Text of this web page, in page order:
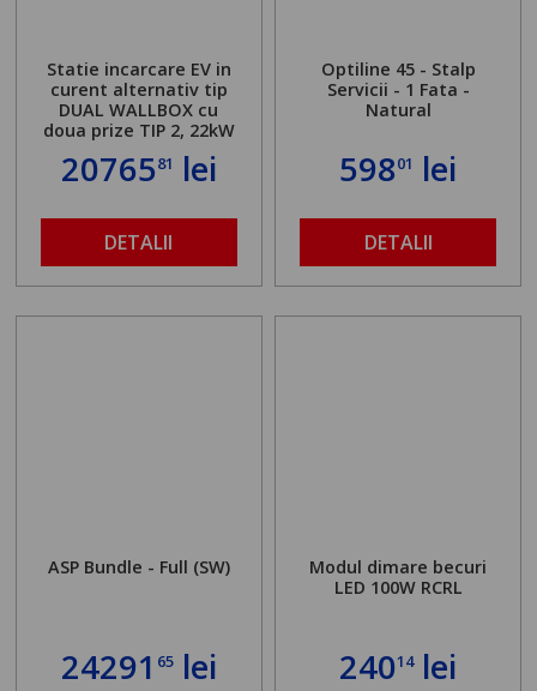
Statie incarcare EV in
curent alternativ tip
DUAL WALLBOX cu
doua prize TIP 2, 22kW
2076581 lei
DETALII
Optiline 45 - Stalp
Servicii - 1 Fata -
Natural
59801 lei
DETALII
ASP Bundle - Full (SW)
24291 65lei
Modul dimare becuri
LED 100W RCRL
24014lei